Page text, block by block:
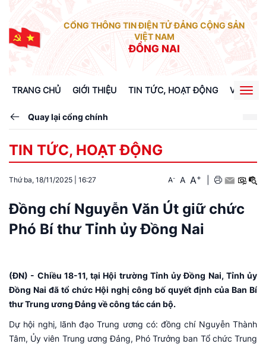
CỔNG THÔNG TIN ĐIỆN TỬ ĐẢNG CỘNG SẢN
VIỆT NAM
ĐỒNG NAI
TRANG CHỦ GIỚI THIỆU TIN TỨC, HOẠT ĐỘNG VĂN
Quay lại cổng chính
TIN TỨC, HOẠT ĐỘNG
Thứ ba, 18/11/2025 16:27 A- A A+
Đồng chí Nguyễn Văn Út giữ chức
Phó Bí thư Tỉnh ủy Đồng Nai
(ĐN) - Chiều 18-11, tại Hội trường Tỉnh ủy Đồng Nai, Tỉnh ủy
Đồng Nai đã tổ chức Hội nghị công bố quyết định của Ban Bí
thư Trung ương Đảng về công tác cán bộ.
Dự hội nghị, lãnh đạo Trung ương có: đồng chí Nguyễn Thành
Tâm, Ủy viên Trung ương Đảng, Phó Trưởng ban Tổ chức Trung